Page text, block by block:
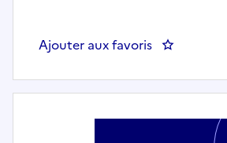
Ajouter aux favoris :